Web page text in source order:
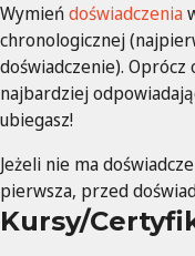
Wymieńdoświadczenia
chronologicznej
doświadczenie).
najbardziej
ubiegasz!
Jeżeli nie ma
pierwsza, przed
Kursy/